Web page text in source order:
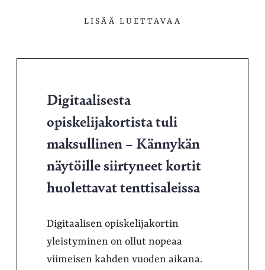
LISÄÄ LUETTAVAA
Digitaalisesta
opiskelijakortista tuli
maksullinen – Kännykän
näytöille siirtyneet kortit
huolettavat tenttisaleissa
Digitaalisen opiskelijakortin
yleistyminen on ollut nopeaa
viimeisen kahden vuoden aikana.